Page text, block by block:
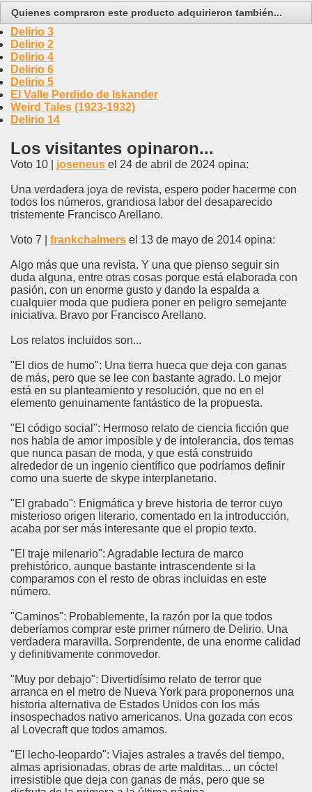
Quienes compraron este producto adquirieron también...
Delirio 3
Delirio 2
Delirio 4
Delirio 6
Delirio 5
El Valle Perdido de Iskander
Weird Tales (1923-1932)
Delirio 14
Los visitantes opinaron...
Voto 10 | joseneus el 24 de abril de 2024 opina:
Una verdadera joya de revista, espero poder hacerme con
todos los números, grandiosa labor del desaparecido
tristemente Francisco Arellano.
Voto 7 | frankchalmers el 13 de mayo de 2014 opina:
Algo más que una revista. Y una que pienso seguir sin
duda alguna, entre otras cosas porque está elaborada con
pasión, con un enorme gusto y dando la espalda a
cualquier moda que pudiera poner en peligro semejante
iniciativa. Bravo por Francisco Arellano.
Los relatos incluidos son...
"El dios de humo": Una tierra hueca que deja con ganas
de más, pero que se lee con bastante agrado. Lo mejor
está en su planteamiento y resolución, que no en el
elemento genuinamente fantástico de la propuesta.
"El código social": Hermoso relato de ciencia ficción que
nos habla de amor imposible y de intolerancia, dos temas
que nunca pasan de moda, y que está construido
alrededor de un ingenio científico que podríamos definir
como una suerte de skype interplanetario.
"El grabado": Enigmática y breve historia de terror cuyo
misterioso origen literario, comentado en la introducción,
acaba por ser más interesante que el propio texto.
"El traje milenario": Agradable lectura de marco
prehistórico, aunque bastante intrascendente si la
comparamos con el resto de obras incluidas en este
número.
"Caminos": Probablemente, la razón por la que todos
deberíamos comprar este primer número de Delirio. Una
verdadera maravilla. Sorprendente, de una enorme calidad
y definitivamente conmovedor.
"Muy por debajo": Divertidísimo relato de terror que
arranca en el metro de Nueva York para proponernos una
historia alternativa de Estados Unidos con los más
insospechados nativo americanos. Una gozada con ecos
al Lovecraft que todos amamos.
"El lecho-leopardo": Viajes astrales a través del tiempo,
almas aprisionadas, obras de arte malditas... un cóctel
irresistible que deja con ganas de más, pero que se